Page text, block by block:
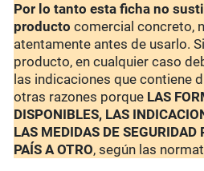
Por lo tanto esta ficha no
producto comercial concreto,
atentamente antes de usarlo.
producto, en cualquier caso
las indicaciones que contiene
otras razones porque LAS
DISPONIBLES, LAS
LAS MEDIDAS DE SEGURIDAD
PAÍS A OTRO, según las